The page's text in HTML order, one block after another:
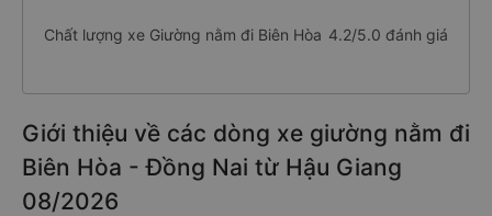
Chất lượng xe Giường nằm đi Biên Hòa 4.2/5.0 đánh giá
Giới thiệu về các dòng xe giường nằm đi
Biên Hòa - Đồng Nai từ Hậu Giang
08/2026